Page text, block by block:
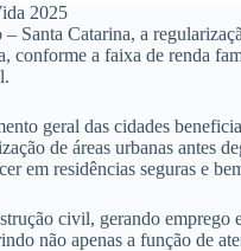
2025
Catarina, a
conforme a faixa de renda
geral das cidades
de áreas urbanas antes
em residências seguras e
civil, gerando emprego
não apenas a função de